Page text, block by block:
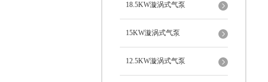
18.5KW漩涡式气泵
15KW漩涡式气泵
12.5KW漩涡式气泵